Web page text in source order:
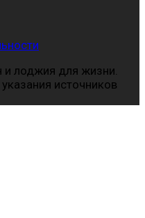
лоджия для жизни.
источников